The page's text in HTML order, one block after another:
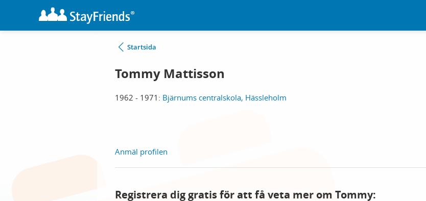
Startsida
Tommy Mattisson
1962 - 1971: Bjärnums centralskola, Hässleholm
Anmäl profilen
Registrera dig gratis för att få veta mer om Tommy: